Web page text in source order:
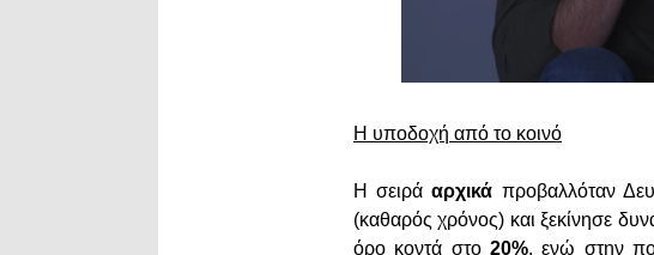
Η υποδοχή από το κοινό
Η σειράαρχικά προβαλλόταν
(καθαρός χρόνος) και ξεκίνησε
όρο κοντά στο20%, ενώ στην